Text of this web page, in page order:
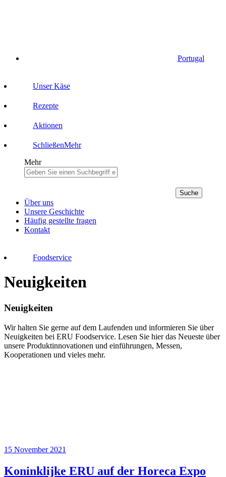
Portugal
Unser Käse
Rezepte
Aktionen
SchließenMehr
Mehr
Suche
Über uns
Unsere Geschichte
Häufig gestellte fragen
Kontakt
Foodservice
Neuigkeiten
Neuigkeiten
Wir halten Sie gerne auf dem Laufenden und informieren Sie über
Neuigkeiten bei ERU Foodservice. Lesen Sie hier das Neueste über
unsere Produktinnovationen und einführungen, Messen,
Kooperationen und vieles mehr.
15 November 2021
Koninklijke ERU auf der Horeca Expo